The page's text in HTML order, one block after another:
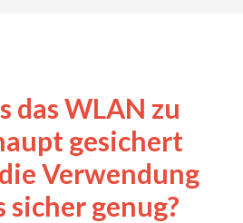
das WLAN zu
gesichert
Verwendung
genug?